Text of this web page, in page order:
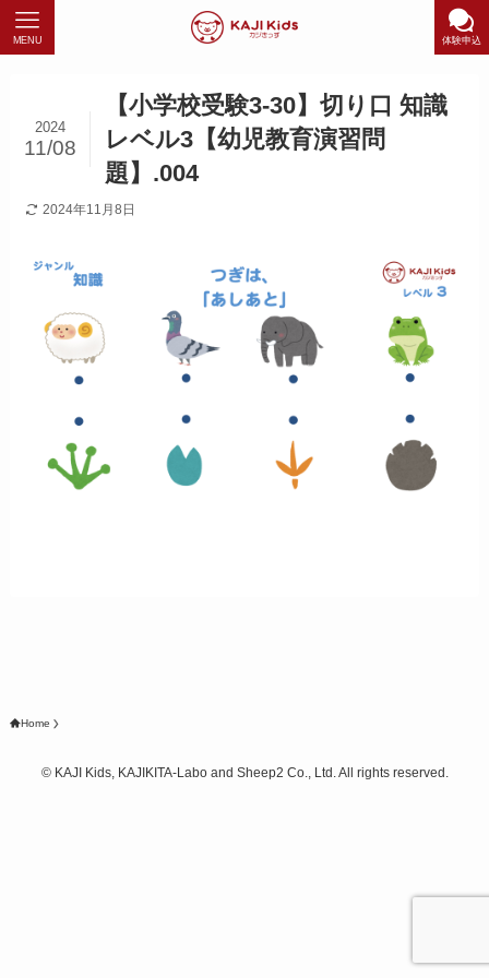
体験申込
MENU
【小学校受験3-30】切り口 知識
レベル3【幼児教育演習問
題】.004
2024
11/08
2024年11月8日
Home
©KAJI Kids, KAJIKITA-Labo and Sheep2 Co., Ltd. All rights reserved.